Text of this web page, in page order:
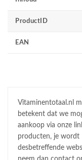
ProductID
EAN
Vitaminentotaal.nl
betekent dat we
aankoop via onze
producten, je wordt
desbetreffende